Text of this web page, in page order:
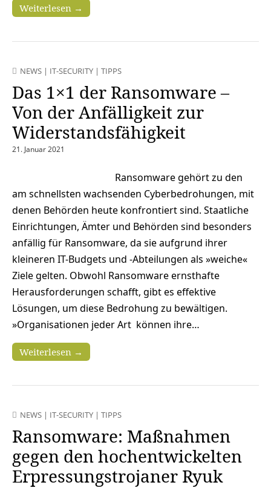
Weiterlesen →
NEWS | IT-SECURITY | TIPPS
Das 1×1 der Ransomware –
Von der Anfälligkeit zur
Widerstandsfähigkeit
21. Januar 2021
Ransomware gehört zu den
am schnellsten wachsenden Cyberbedrohungen, mit
denen Behörden heute konfrontiert sind. Staatliche
Einrichtungen, Ämter und Behörden sind besonders
anfällig für Ransomware, da sie aufgrund ihrer
kleineren IT-Budgets und -Abteilungen als »weiche«
Ziele gelten. Obwohl Ransomware ernsthafte
Herausforderungen schafft, gibt es effektive
Lösungen, um diese Bedrohung zu bewältigen.
»Organisationen jeder Art können ihre…
Weiterlesen →
NEWS | IT-SECURITY | TIPPS
Ransomware: Maßnahmen
gegen den hochentwickelten
Erpressungstrojaner Ryuk